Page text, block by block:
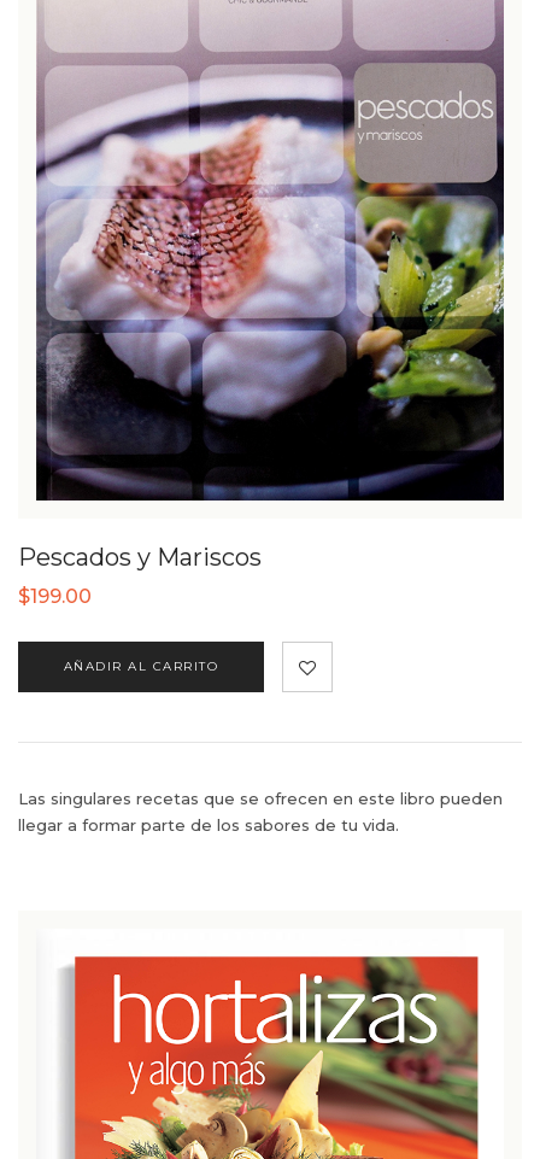
Pescados y Mariscos
$199.00
AÑADIR AL CARRITO
Las singulares recetas que se ofrecen en este libro pueden
llegar a formar parte de los sabores de tu vida.